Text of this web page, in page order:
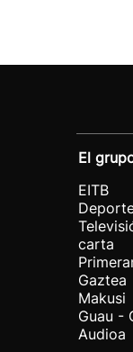
El
EITB
carta
Gaztea
Makusi
Guau -
Audioa